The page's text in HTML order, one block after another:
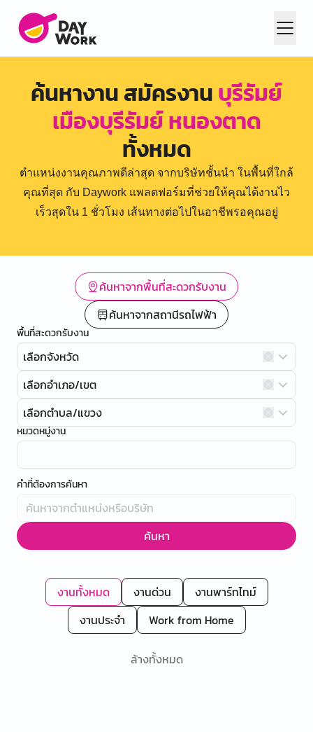
ค้นหางาน สมัครงานบุรีรัมย์
เมืองบุรีรัมย์ หนองตาด
ทั้งหมด
ตำแหน่งงานคุณภาพดีล่าสุด จากบริษัทชั้นนำ ในพื้นที่ใกล้
คุณที่สุด กับ Daywork แพลตฟอร์มที่ช่วยให้คุณได้งานไว
เร็วสุดใน 1 ชั่วโมง เส้นทางต่อไปในอาชีพรอคุณอยู่
ค้นหาจากพื้นที่สะดวกรับงาน
ค้นหาจากสถานีรถไฟฟ้า
พื้นที่สะดวกรับงาน
เลือกจังหวัด
เลือกอำเภอ/เขต
เลือกตำบล/แขวง
หมวดหมู่งาน
คำที่ต้องการค้นหา
ค้นหา
งานทั้งหมด งานด่วน
งานพาร์ทไทม์
งานประจำ
Work from Home
ล้างทั้งหมด